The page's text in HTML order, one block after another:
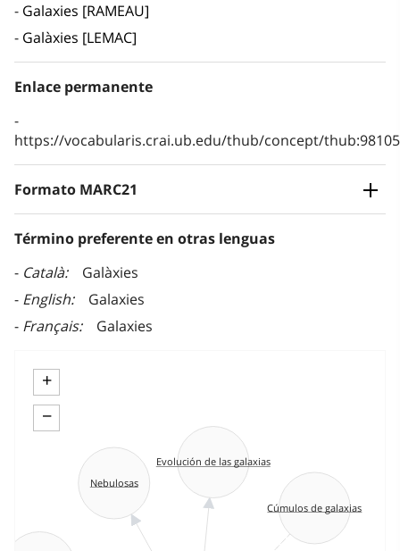
Galaxies [RAMEAU]
Galàxies [LEMAC]
Enlace permanente
https://vocabularis.crai.ub.edu/thub/concept/
Formato MARC21
Término preferente en otras lenguas
Català
Galàxies
English
Galaxies
Français
Galaxies
+
−
Cúmulos de galaxias
Evolución de las galaxias
Nebulosas